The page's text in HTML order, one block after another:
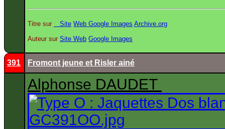
Titre sur Site Web Google Images Archive.org
Auteur sur Site Web Google Images
391 Fromont jeune et Risler ainé
Alphonse DAUDET